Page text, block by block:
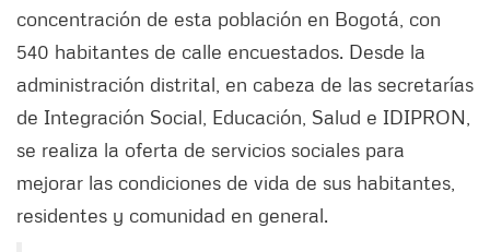
concentración de esta población en Bogotá, con
540 habitantes de calle encuestados. Desde la
administración distrital, en cabeza de las secretarías
de Integración Social, Educación, Salud e IDIPRON,
se realiza la oferta de servicios sociales para
mejorar las condiciones de vida de sus habitantes,
residentes y comunidad en general.